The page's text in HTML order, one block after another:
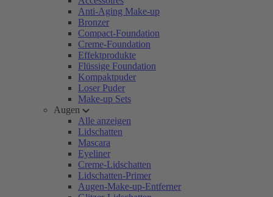
Anti-Aging Make-up
Bronzer
Compact-Foundation
Creme-Foundation
Effektprodukte
Flüssige Foundation
Kompaktpuder
Loser Puder
Make-up Sets
Augen
Alle anzeigen
Lidschatten
Mascara
Eyeliner
Creme-Lidschatten
Lidschatten-Primer
Augen-Make-up-Entferner